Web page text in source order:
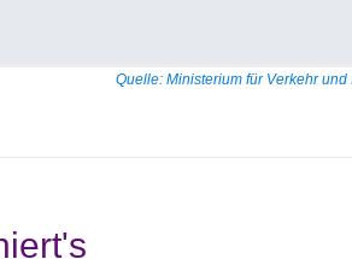
Quelle: Ministerium für Verkehr